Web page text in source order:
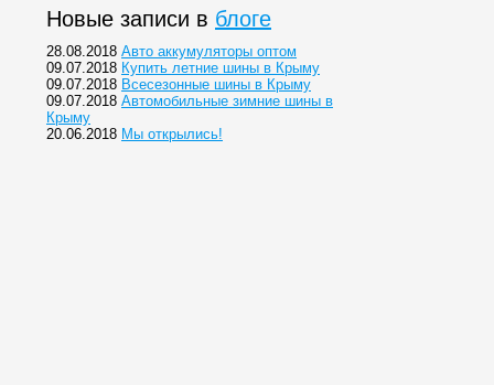
Новые записи в блоге
28.08.2018 Авто аккумуляторы оптом
09.07.2018 Купить летние шины в Крыму
09.07.2018 Всесезонные шины в Крыму
09.07.2018 Автомобильные зимние шины в
Крыму
20.06.2018 Мы открылись!